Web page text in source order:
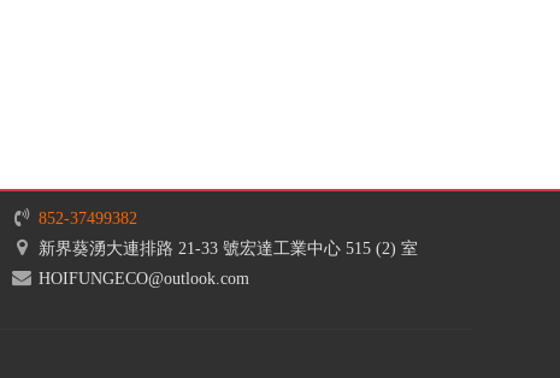
852-37499382
新界葵湧大連排路 21-33 號宏達工業中心 515 (2) 室
HOIFUNGECO@outlook.com